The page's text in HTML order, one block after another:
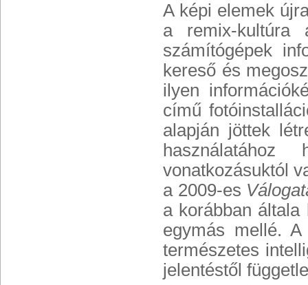
A képi elemek
a remix-kultúra
számítógépek
kereső és
ilyen
című
alapján jöttek
vonatkozásuktól
a 2009-es
a korábban általa
egymás mellé.
természetes
jelentéstől